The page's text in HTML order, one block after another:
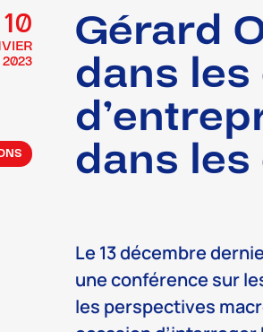
10
2023 Gérard
dans
dans les
Le 13 décembre
une conférence sur
les perspectives